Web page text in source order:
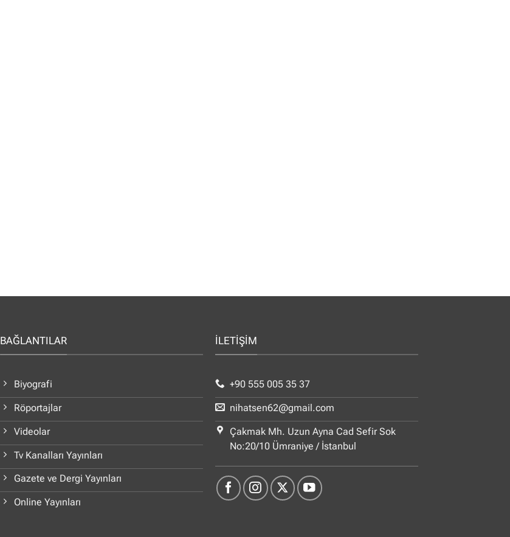
BAĞLANTILAR
Biyografi
Röportajlar
Videolar
Tv Kanalları Yayınları
Gazete ve Dergi Yayınları
Online Yayınları
İLETİŞİM
+90 555 005 35 37
nihatsen62@gmail.com
Çakmak Mh. Uzun Ayna Cad Sefir Sok
No:20/10 Ümraniye / İstanbul